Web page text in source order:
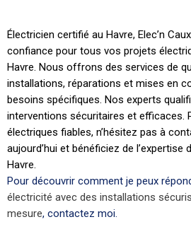
Électricien certifié au Havre, Elec’n
confiance pour tous vos projets
Havre. Nous offrons des services de
installations, réparations et mises en
besoins spécifiques. Nos experts
interventions sécuritaires et efficaces.
électriques fiables, n’hésitez pas à
aujourd’hui et bénéficiez de l’expertise
Havre.
Pour découvrir comment je peux
électricité avec des installations
mesure, contactez moi.